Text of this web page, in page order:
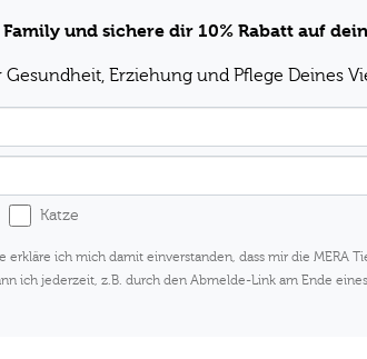
und sichere dir 10% Rabatt auf
Gesundheit, Erziehung und Pflege Deines
Katze
erkläre ich mich damit einverstanden, dass mir die
ich jederzeit, z.B. durch den Abmelde-Link am Ende